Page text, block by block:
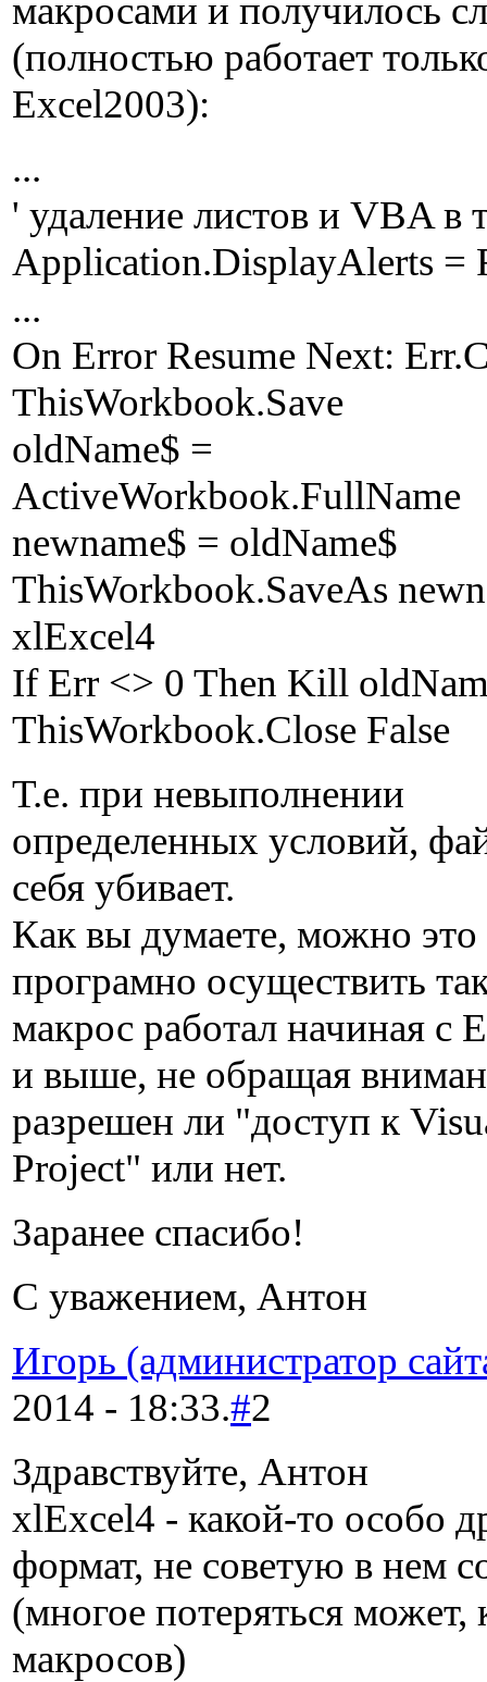
макросами и получилось
(полностью работает
Excel2003):
...
' удаление листов и VBA в
Application.DisplayAlerts =
...
On Error Resume Next:
ThisWorkbook.Save
oldName$ =
ActiveWorkbook.FullName
newname$ = oldName$
ThisWorkbook.SaveAs
xlExcel4
If Err <> 0 Then Kill
ThisWorkbook.Close False
Т.е. при невыполнении
определенных условий,
себя убивает.
Как вы думаете, можно это
програмно осуществить
макрос работал начиная с
и выше, не обращая
разрешен ли "доступ к
Project" или нет.
Заранее спасибо!
С уважением, Антон
Игорь (администратор
2014 - 18:33.#2
Здравствуйте, Антон
xlExcel4 - какой-то особо
формат, не советую в нем
(многое потеряться может,
макросов)